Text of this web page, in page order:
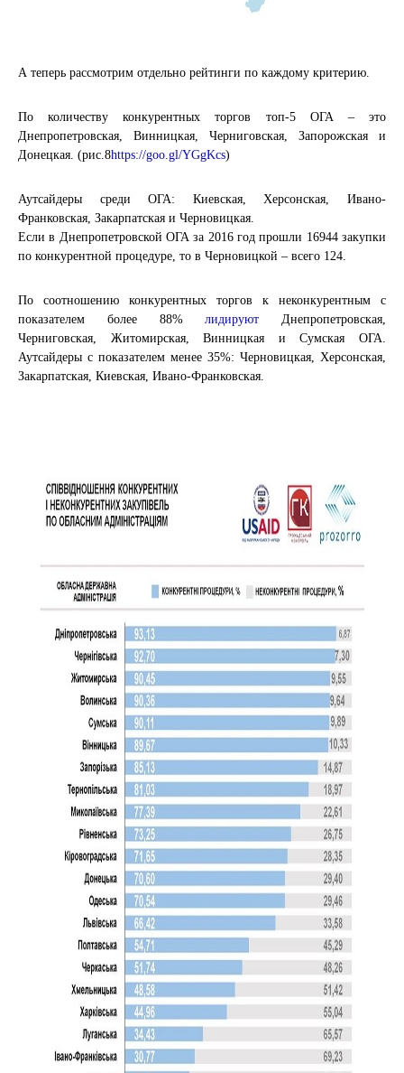
А теперь рассмотрим отдельно рейтинги по каждому критерию.
По количеству конкурентных торгов топ-5 ОГА – это
Днепропетровская, Винницкая, Черниговская, Запорожская и
Донецкая. (рис.8https://goo.gl/YGgKcs)
Аутсайдеры среди ОГА: Киевская, Херсонская, Ивано-
Франковская, Закарпатская и Черновицкая.
Если в Днепропетровской ОГА за 2016 год прошли 16944 закупки
по конкурентной процедуре, то в Черновицкой – всего 124.
По соотношению конкурентных торгов к неконкурентным с
показателем более 88%лидируют Днепропетровская,
Черниговская, Житомирская, Винницкая и Сумская ОГА.
Аутсайдеры с показателем менее 35%: Черновицкая, Херсонская,
Закарпатская, Киевская, Ивано-Франковская.